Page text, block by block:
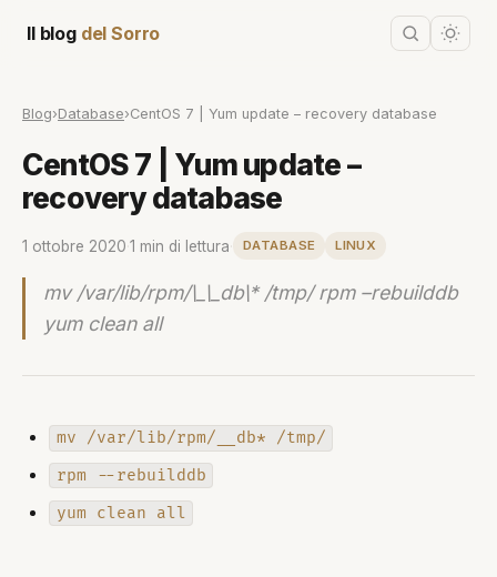
Il blog del Sorro
Blog›Database›CentOS 7 | Yum update – recovery database
CentOS 7 | Yum update –
recovery database
1 ottobre 2020 1 min di lettura DATABASE LINUX
mv /var/lib/rpm/\_\_db\* /tmp/ rpm –rebuilddb
yum clean all
mv /var/lib/rpm/__db* /tmp/
rpm --rebuilddb
yum clean all